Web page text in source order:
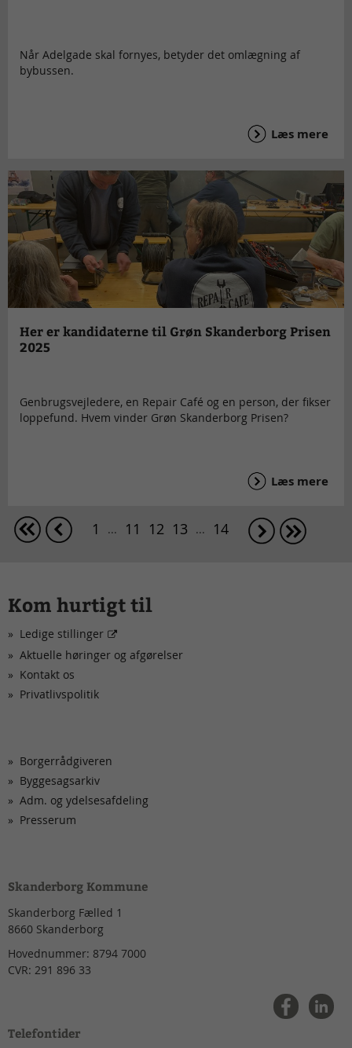
Når Adelgade skal fornyes, betyder det omlægning af
bybussen.
Læs mere
Her er kandidaterne til Grøn Skanderborg Prisen
2025
Genbrugsvejledere, en Repair Café og en person, der fikser
loppefund. Hvem vinder Grøn Skanderborg Prisen?
Læs mere
1 ... 11 12 13 ... 14
Kom hurtigt til
Ledige stillinger
Aktuelle høringer og afgørelser
Kontakt os
Privatlivspolitik
Borgerrådgiveren
Byggesagsarkiv
Adm. og ydelsesafdeling
Presserum
Skanderborg Kommune
Skanderborg Fælled 1
8660 Skanderborg
Hovednummer: 8794 7000
CVR: 291 896 33
Telefontider